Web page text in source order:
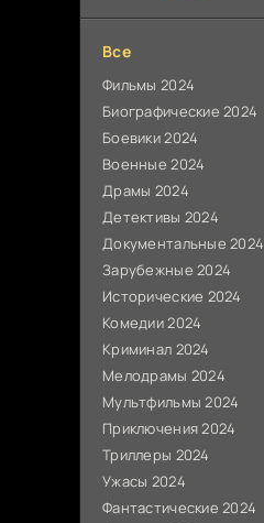
Все
Фильмы 2024
Биографические 2024
Боевики 2024
Военные 2024
Драмы 2024
Детективы 2024
Документальные 2024
Зарубежные 2024
Исторические 2024
Комедии 2024
Криминал 2024
Мелодрамы 2024
Мультфильмы 2024
Приключения 2024
Триллеры 2024
Ужасы 2024
Фантастические 2024